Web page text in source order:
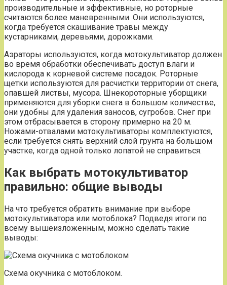
производительные и эффективные, но роторные
считаются более маневренными. Они используются,
когда требуется скашивание травы между
кустарниками, деревьями, дорожками.
Аэраторы используются, когда мотокультиватор должен
во время обработки обеспечивать доступ влаги и
кислорода к корневой системе посадок. Роторные
щетки используются для расчистки территории от снега,
опавшей листвы, мусора. Шнекороторные уборщики
применяются для уборки снега в большом количестве,
они удобны для удаления заносов, сугробов. Снег при
этом отбрасывается в сторону примерно на 20 м.
Ножами-отвалами мотокультиваторы комплектуются,
если требуется снять верхний слой грунта на большом
участке, когда одной только лопатой не справиться.
Как выбрать мотокультиватор
правильно: общие выводы
На что требуется обратить внимание при выборе
мотокультиватора или мотоблока? Подведя итоги по
всему вышеизложенным, можно сделать такие
выводы:
Схема окучника с мотоблоком.